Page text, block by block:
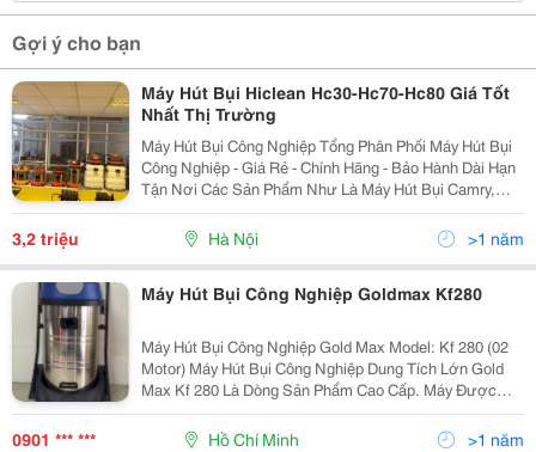
Gợi ý cho bạn
Máy Hút Bụi Hiclean Hc30-Hc70-Hc80 Giá Tốt
Nhất Thị Trường
Máy Hút Bụi Công Nghiệp Tổng Phân Phối Máy Hút Bụi
Công Nghiệp - Giá Rẻ - Chính Hãng - Bảo Hành Dài Hạn
Tận Nơi Các Sản Phẩm Như Là Máy Hút Bụi Camry,
Anex, Hiclean...khuyến Mại Cực Lớn Call 0902.199.551
3,2 triệu Hà Nội >1 năm
Máy Hút Bụi Công Nghiệp Goldmax Kf280
Máy Hút Bụi Công Nghiệp Gold Max Model: Kf 280 (02
Motor) Máy Hút Bụi Công Nghiệp Dung Tích Lớn Gold
Max Kf 280 Là Dòng Sản Phẩm Cao Cấp. Máy Được
Thiết Kế Chắc Chắn, Vận Hành Trong Thời Gian Dài,
Chuyên Xuất Khẩu Cho Thị Trường Châu Ẩu Vả Mỹ.
0901 *** *** Hồ Chí Minh >1 năm